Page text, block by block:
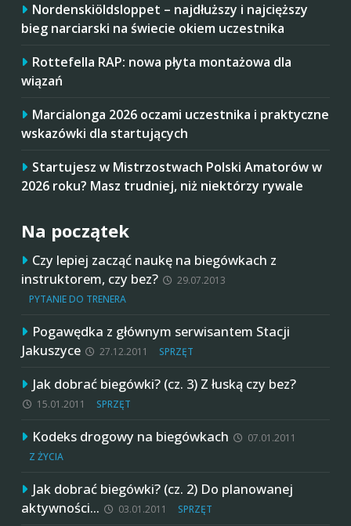
Nordenskiöldsloppet – najdłuższy i najcięższy
bieg narciarski na świecie okiem uczestnika
Rottefella RAP: nowa płyta montażowa dla
wiązań
Marcialonga 2026 oczami uczestnika i praktyczne
wskazówki dla startujących
Startujesz w Mistrzostwach Polski Amatorów w
2026 roku? Masz trudniej, niż niektórzy rywale
Na początek
Czy lepiej zacząć naukę na biegówkach z
instruktorem, czy bez?
29.07.2013
PYTANIE DO TRENERA
Pogawędka z głównym serwisantem Stacji
Jakuszyce
27.12.2011 SPRZĘT
Jak dobrać biegówki? (cz. 3) Z łuską czy bez?
15.01.2011 SPRZĘT
Kodeks drogowy na biegówkach
07.01.2011
Z ŻYCIA
Jak dobrać biegówki? (cz. 2) Do planowanej
aktywności…
03.01.2011 SPRZĘT